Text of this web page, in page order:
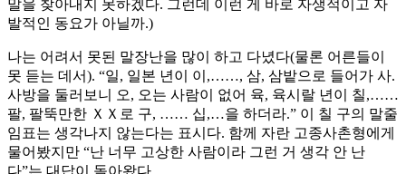
말을 찾아내지 못하겠다. 그런데 이런 게 바로 자생적이고 자
발적인 동요가 아닐까.)
나는 어려서 못된 말장난을 많이 하고 다녔다(물론 어른들이
못 듣는 데서). “일, 일본 년이 이,……, 삼, 삼밭으로 들어가 사.
사방을 둘러보니 오, 오는 사람이 없어 육, 육시랄 년이 칠,……
팔, 팔뚝만한 ＸＸ로 구, …… 십,…을 하더라.” 이 칠 구의 말줄
임표는 생각나지 않는다는 표시다. 함께 자란 고종사촌형에게
물어봤지만 “난 너무 고상한 사람이라 그런 거 생각 안 난